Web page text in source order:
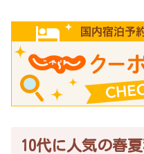
10代に人気の春